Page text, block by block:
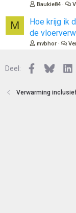
Baukie84
M
Hoe krijg ik
de
mvbhor
Deel: Facebook
Bluesky
Verwarming